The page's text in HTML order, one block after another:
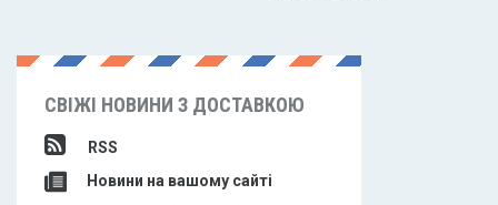
СВІЖІ НОВИНИ З ДОСТАВКОЮ
RSS
Новини на вашому сайті